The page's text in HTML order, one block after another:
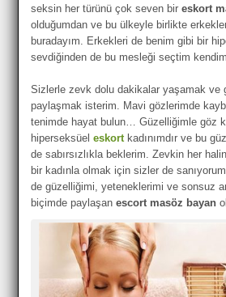
seksin her türünü çok seven bireskort
olduğumdan ve bu ülkeyle birlikte
buradayım. Erkekleri de benim gibi bir
sevdiğinden de bu mesleği seçtim
Sizlerle zevk dolu dakikalar yaşamak ve
paylaşmak isterim. Mavi gözlerimde
tenimde hayat bulun… Güzelliğimle göz
hiperseksüeleskort kadınımdır ve bu
de sabırsızlıkla beklerim. Zevkin her
bir kadınla olmak için sizler de
de güzelliğimi, yeteneklerimi ve sonsuz
biçimde paylaşanescort masöz bayan